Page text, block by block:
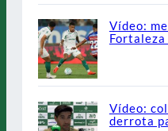
Vídeo:
Vídeo:
derrota